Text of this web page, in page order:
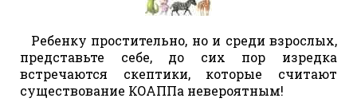
Ребенку простительно, но и среди взрослых,
представьте себе, до сих пор изредка
встречаются скептики, которые считают
существование КОАППа невероятным!